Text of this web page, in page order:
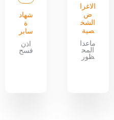
الاغرا
ض
الشخ
صية
ماعدا
المح
ظور
شهاد
ة
سابر
اذن
فسح